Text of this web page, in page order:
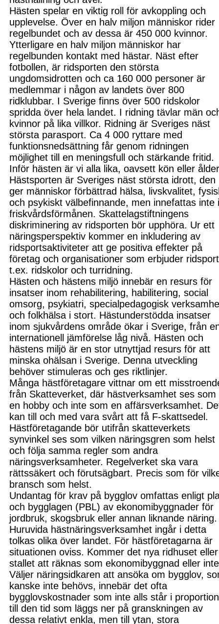
Hästen spelar en viktig roll för avkoppling och
upplevelse. Över en halv miljon människor rider
regelbundet och av dessa är 450 000 kvinnor.
Ytterligare en halv miljon människor har
regelbunden kontakt med hästar. Näst efter
fotbollen, är ridsporten den största
ungdomsidrotten och ca 160 000 personer är
medlemmar i någon av landets över 800
ridklubbar. I Sverige finns över 500 ridskolor
spridda över hela landet. I ridning tävlar män
kvinnor på lika villkor. Ridning är Sveriges näst
största parasport. Ca 4 000 ryttare med
funktionsnedsättning får genom ridningen
möjlighet till en meningsfull och stärkande fritid.
Inför hästen är vi alla lika, oavsett kön eller
Hästsporten är Sveriges näst största idrott, den
ger människor förbättrad hälsa, livskvalitet,
och psykiskt välbefinnande, men innefattas inte
friskvårdsförmånen. Skattelagstiftningens
diskriminering av ridsporten bör upphöra. Ur ett
näringsperspektiv kommer en inkludering av
ridsportsaktiviteter att ge positiva effekter på
företag och organisationer som erbjuder
t.ex. ridskolor och turridning.
Hästen och hästens miljö innebär en resurs för
insatser inom rehabilitering, habilitering, social
omsorg, psykiatri, specialpedagogisk
och folkhälsa i stort. Hästunderstödda insatser
inom sjukvårdens område ökar i Sverige, från
internationell jämförelse låg nivå. Hästen och
hästens miljö är en stor utnyttjad resurs för att
minska ohälsan i Sverige. Denna utveckling
behöver stimuleras och ges riktlinjer.
Många hästföretagare vittnar om ett
från Skatteverket, där hästverksamhet ses som
en hobby och inte som en affärsverksamhet.
kan till och med vara svårt att få F-skattsedel.
Hästföretagande bör utifrån skatteverkets
synvinkel ses som vilken näringsgren som helst
och följa samma regler som andra
näringsverksamheter. Regelverket ska vara
rättssäkert och förutsägbart. Precis som för
bransch som helst.
Undantag för krav på bygglov omfattas enligt
och bygglagen (PBL) av ekonomibyggnader för
jordbruk, skogsbruk eller annan liknande näring.
Huruvida hästnäringsverksamhet ingår i detta
tolkas olika över landet. För hästföretagarna är
situationen oviss. Kommer det nya ridhuset eller
stallet att räknas som ekonomibyggnad eller
Väljer näringsidkaren att ansöka om bygglov,
kanske inte behövs, innebär det ofta
bygglovskostnader som inte alls står i proportion
till den tid som läggs ner på granskningen av
dessa relativt enkla, men till ytan, stora